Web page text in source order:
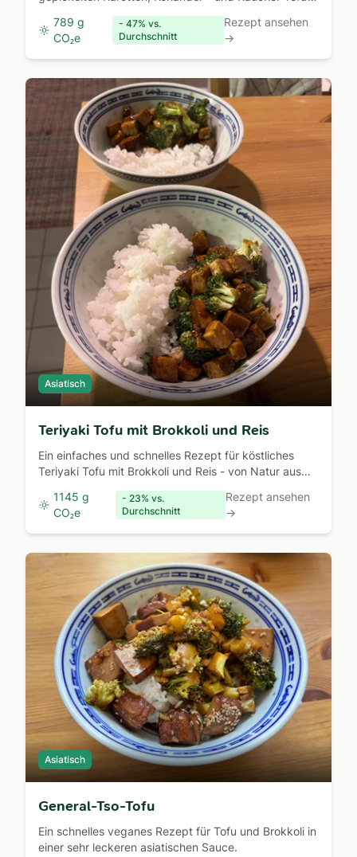
statt Schweinefleisch
789 g
CO₂e
- 47% vs.
Durchschnitt
Rezept ansehen
→
Asiatisch
Teriyaki Tofu mit Brokkoli und Reis
Ein einfaches und schnelles Rezept für köstliches
Teriyaki Tofu mit Brokkoli und Reis - von Natur aus
1145 g
CO₂e
- 23% vs.
Durchschnitt
Rezept ansehen
→
Asiatisch
General-Tso-Tofu
Ein schnelles veganes Rezept für Tofu und Brokkoli in
einer sehr leckeren asiatischen Sauce.